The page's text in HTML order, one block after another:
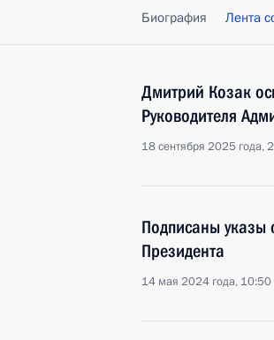
Биография Лента
Дмитрий Козак
Руководителя
18 сентября 2025 года,
Подписаны указы
Президента
14 мая 2024 года, 10:50